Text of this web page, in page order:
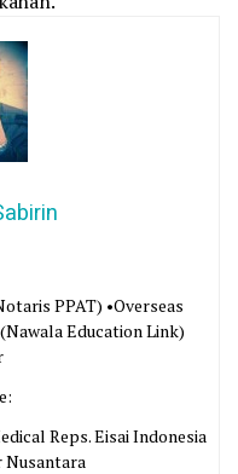
PPAT) •Overseas
Education Link)
Reps. Eisai Indonesia
Nusantara